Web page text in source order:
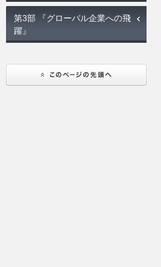
第3部 『グローバル企業への飛
躍』